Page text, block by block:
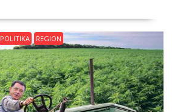
l e
POLITIKA REGION